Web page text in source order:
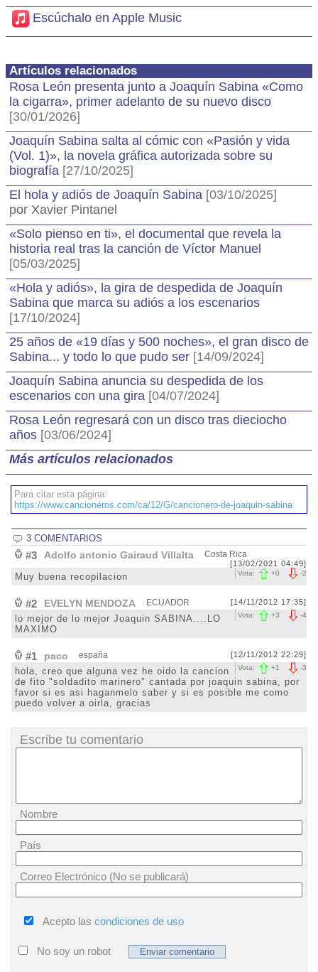
Escúchalo en Apple Music
Artículos relacionados
Rosa León presenta junto a Joaquín Sabina «Como
la cigarra», primer adelanto de su nuevo disco
[30/01/2026]
Joaquín Sabina salta al cómic con «Pasión y vida
(Vol. 1)», la novela gráfica autorizada sobre su
biografía [27/10/2025]
El hola y adiós de Joaquín Sabina [03/10/2025]
por Xavier Pintanel
«Solo pienso en ti», el documental que revela la
historia real tras la canción de Víctor Manuel
[05/03/2025]
«Hola y adiós», la gira de despedida de Joaquín
Sabina que marca su adiós a los escenarios
[17/10/2024]
25 años de «19 días y 500 noches», el gran disco de
Sabina... y todo lo que pudo ser [14/09/2024]
Joaquín Sabina anuncia su despedida de los
escenarios con una gira [04/07/2024]
Rosa León regresará con un disco tras dieciocho
años [03/06/2024]
Más artículos relacionados
Para citar esta página:
https://www.cancioneros.com/ca/12/G/cancionero-de-joaquin-sabina
3 COMENTARIOS
#3 Adolfo antonio Gairaud Villalta Costa Rica
[13/02/2021 04:49]
-2
Vota: +0
Muy buena recopilacion
#2 EVELYN MENDOZA ECUADOR [14/11/2012 17:35]
-4
Vota: +3
lo mejor de lo mejor Joaquin SABINA....LO
MAXIMO
#1 paco españa [12/11/2012 22:29]
-3
Vota: +1
hola, creo que alguna vez he oido la cancion
de fito "soldadito marinero" cantada por joaquin sabina, por
favor si es asi haganmelo saber y si es posible me como
puedo volver a oirla, gracias
Escribe tu comentario
Nombre
País
Correo Electrónico (No se publicará)
Acepto las condiciones de uso
No soy un robot